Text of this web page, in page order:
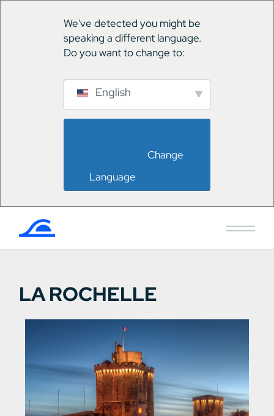
We've detected you might be
speaking a different language.
Do you want to change to:
English
Language
LA ROCHELLE